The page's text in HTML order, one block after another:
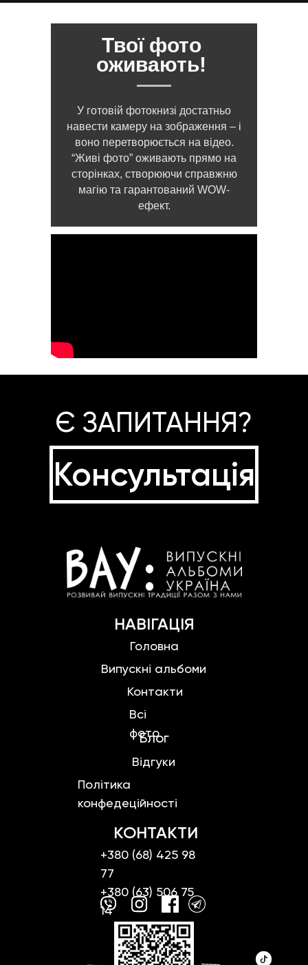
Твої фото
оживають!
У готовій фотокнизі достатньо
навести камеру на зображення – і
воно перетворюється на відео.
“Живі фото” оживають прямо на
сторінках, створюючи справжню
магію та гарантований WOW-
ефект.
Є ЗАПИТАННЯ?
Консультація
КОНТАКТИ
НАВІГАЦІЯ
Політика
конфедеційності
Всі
фото
Відгуки
Контакти
Випускні альбоми
Головна
+380 (68) 425 98
77
+380 (63) 506 75
14
Блог